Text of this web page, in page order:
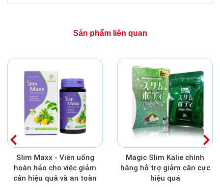
Sản phẩm liên quan
Slim Maxx - Viên uống
hoàn hảo cho việc giảm
cân hiệu quả và an toàn
Magic Slim Kalie chính
hãng hỗ trợ giảm cân cực
hiệu quả